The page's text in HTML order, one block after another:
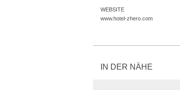
WEBSITE
www.hotel-zhero.com
IN DER NÄHE